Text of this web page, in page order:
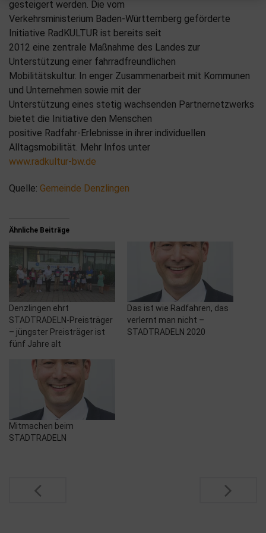
gesteigert werden. Die vom
Verkehrsministerium Baden-Württemberg geförderte
Initiative RadKULTUR ist bereits seit
2012 eine zentrale Maßnahme des Landes zur
Unterstützung einer fahrradfreundlichen
Mobilitätskultur. In enger Zusammenarbeit mit Kommunen
und Unternehmen sowie mit der
Unterstützung eines stetig wachsenden Partnernetzwerks
bietet die Initiative den Menschen
positive Radfahr-Erlebnisse in ihrer individuellen
Alltagsmobilität. Mehr Infos unter
www.radkultur-bw.de
Quelle: Gemeinde Denzlingen
Ähnliche Beiträge
Denzlingen ehrt
STADTRADELN-Preisträger
– jüngster Preisträger ist
fünf Jahre alt
Das ist wie Radfahren, das
verlernt man nicht –
STADTRADELN 2020
Mitmachen beim
STADTRADELN
Post